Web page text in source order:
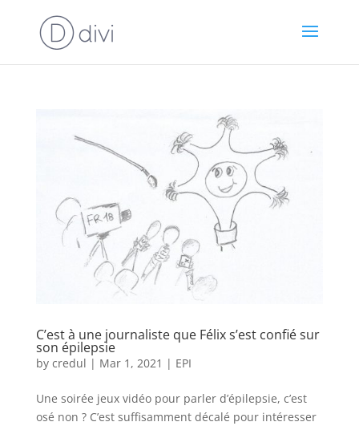
C’est à une journaliste que Félix s’est confié sur
son épilepsie
by credul | Mar 1, 2021 | EPI
Une soirée jeux vidéo pour parler d’épilepsie, c’est
osé non ? C’est suffisamment décalé pour intéresser